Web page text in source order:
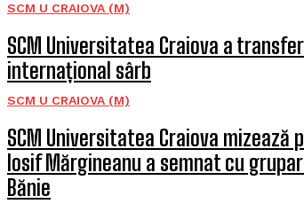
SCM U CRAIOVA (M)
SCM Universitatea Craiova a
internațional sârb
SCM U CRAIOVA (M)
SCM Universitatea Craiova mizează
Iosif Mărgineanu a semnat cu
Bănie